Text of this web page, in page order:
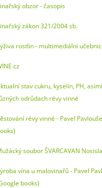
obzor - časopis
zákon 321/2004 sb.
rostlin - multimediální
stav cukru, kyselin, PH,
odrůdach révy vinné
révy vinné - Pavel
soubor ŠVARCAVAN
vína u malovinařů - Pavel
books)